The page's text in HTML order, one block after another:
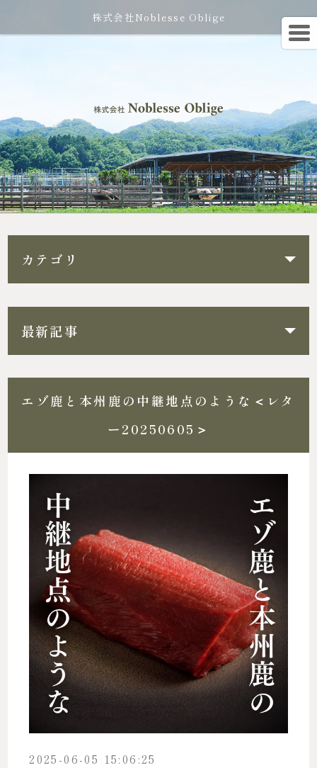
株式会社Noblesse Oblige
カテゴリ
最新記事
エゾ鹿と本州鹿の中継地点のような＜レタ
ー20250605＞
2025-06-05 15:06:25